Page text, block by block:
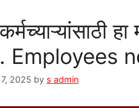
Employees
2025 by s admin